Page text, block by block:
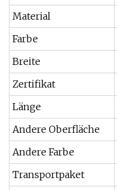
Material
Farbe
Breite
Zertifikat
Länge
Andere Oberfläche
Andere Farbe
Transportpaket